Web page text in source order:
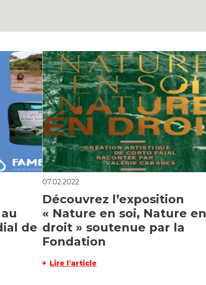
de
07.02.2022
Découvrez l’exposition
« Nature en soi, Nature en
droit » soutenue par la
Fondation
Lire l'article